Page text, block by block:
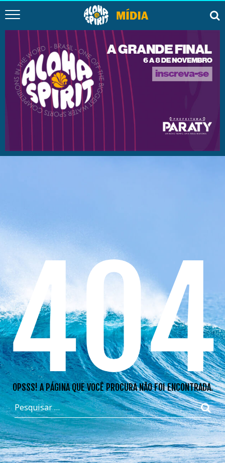
404
OPSSS! A PÁGINA QUE VOCÊ PROCURA NÃO FOI ENCONTRADA.